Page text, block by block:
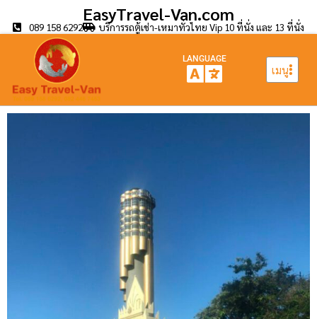
EasyTravel-Van.com
089 158 6292 บริการรถตู้เช่า-เหมาทั่วไทย Vip 10 ที่นั่ง และ 13 ที่นั่ง
เมนู
LANGUAGE